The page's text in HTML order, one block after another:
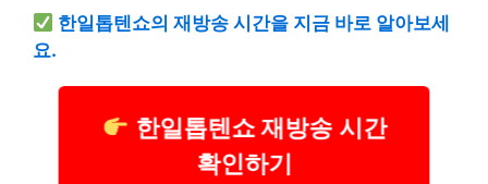
한일톱텐쇼의 재방송 시간을 지금 바로 알아보세
요.
한일톱텐쇼 재방송 시간
확인하기